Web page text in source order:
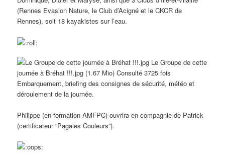
(Rennes Evasion Nature, le Club d’Acigné et le CKCR de
Rennes), soit 18 kayakistes sur l’eau.
Le Groupe de cette
journée à Bréhat !!!.jpg (1.67 Mio) Consulté 3725 fois
Embarquement, briefing des consignes de sécurité, météo et
déroulement de la journée.
Philippe (en formation AMFPC) ouvrira en compagnie de Patrick
(certificateur “Pagaies Couleurs”).